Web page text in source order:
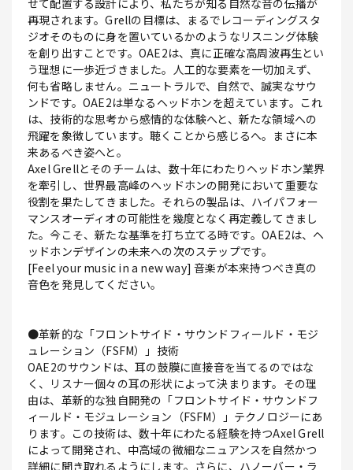
せて配置する設計により、私たちが知る自然な音の伝播が
再現されます。Grellの目標は、まるでレコーディングスタ
ジオそのものに身を置いているかのようなリスニング体験
を創り出すことです。OAE2は、真に正確な高周波再生とい
う理想に一歩近づきました。人工的な要素を一切加えず、
何も省略しません。ニュートラルで、自然で、誠実なサウ
ンドです。OAE2は単なるヘッドホンを超えています。これ
は、技術的な思考から感情的な体験へと、新たな領域への
飛躍を象徴しています。聴くことから感じるへ。まさに本
来あるべき姿へと。
Axel Grellとそのチームは、数十年にわたりヘッドホン業界
を牽引し、世界最高峰のヘッドホンの開発において重要な
役割を果たしてきました。それらの製品は、ハイパフォー
マンスオーディオの可能性を幾度となく再定義してきまし
た。今こそ、新たな基準を打ち立てる時です。OAE2は、ヘ
ッドホンデザインの未来への次のステップです。
[Feel your music in a new way] 音楽が本来持つべき真の
音色を発見してください。
●革新的な「フロントサイド・サウンドフィールド・モジ
ュレーション（FSFM）」技術
OAE2のサウンドは、耳の鼓膜に直接音を当てるのではな
く、リスナー個々の耳の形状によって決まります。その理
由は、革新的な独自開発の「フロントサイド・サウンドフ
ィールド・モジュレーション（FSFM）」テクノロジーにあ
ります。この技術は、数十年にわたる経験を持つAxel Grell
によって開発され、中高域の微細なニュアンスを自然かつ
詳細に聞き取れるようにします。さらに、ハノーバー・ラ